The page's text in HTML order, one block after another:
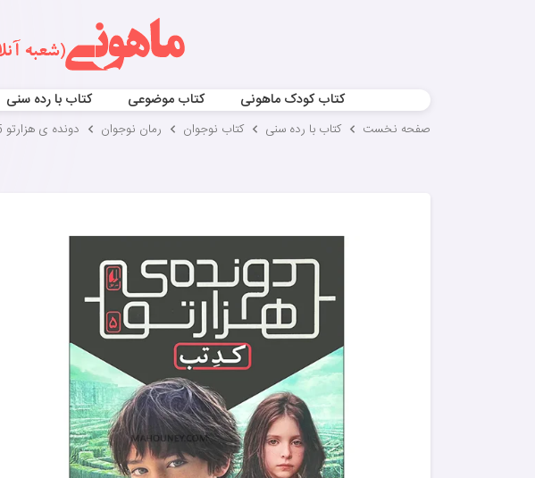
کتاب کودک ماهونی کتاب موضوعی کتاب با رده سنی
صفحه نخست کتاب با رده سنی کتاب نوجوان رمان نوجوان دونده ی هزارتو 5 - کد تب